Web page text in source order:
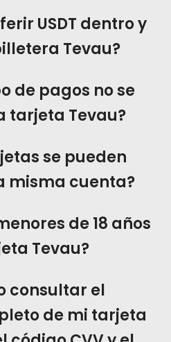
USDT dentro y
Tevau?
de pagos no se
tarjeta Tevau?
se pueden
misma cuenta?
de 18 años
Tevau?
consultar el
de mi tarjeta